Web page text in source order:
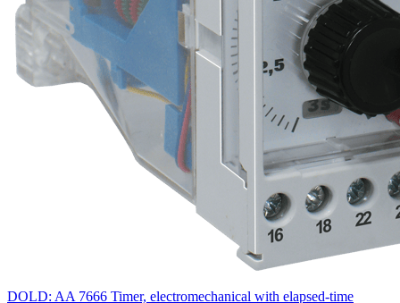
DOLD: AA 7666 Timer, electromechanical with elapsed-time